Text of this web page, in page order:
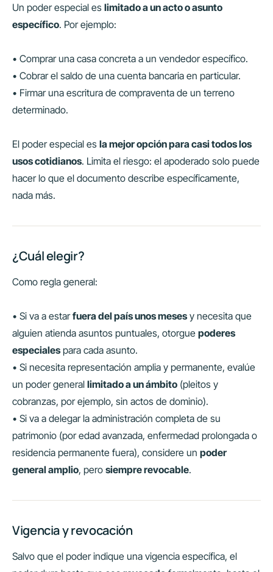
Un poder especial es limitado a un acto o asunto
específico. Por ejemplo:
• Comprar una casa concreta a un vendedor específico.
• Cobrar el saldo de una cuenta bancaria en particular.
• Firmar una escritura de compraventa de un terreno
determinado.
El poder especial es la mejor opción para casi todos los
usos cotidianos. Limita el riesgo: el apoderado solo puede
hacer lo que el documento describe específicamente,
nada más.
¿Cuál elegir?
Como regla general:
• Si va a estarfuera del país unos mesesy necesita que
alguien atienda asuntos puntuales, otorgue poderes
especialespara cada asunto.
• Si necesita representación amplia y permanente, evalúe
un poder general limitado a un ámbito (pleitos y
cobranzas, por ejemplo, sin actos de dominio).
• Si va a delegar la administración completa de su
patrimonio (por edad avanzada, enfermedad prolongada o
residencia permanente fuera), considere un poder
general amplio, pero siempre revocable.
Vigencia y revocación
Salvo que el poder indique una vigencia específica, el